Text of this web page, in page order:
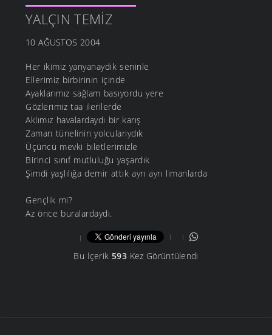
YALÇIN TEMIZ
10 AĞUSTOS 2004
Her ikimiz yanyanaydık seninle
Ellerimiz birbirinin içinde
Ayaklarımız sağlam basıyordu yere
Gözlerimiz taa ilerilerde
Aklımız havalardaydı bir karış
Zaman tünelinin yolcularıydık
Üçüncü mevki biletlerimizle
Birinci sınıf mutluluğu yaşardık
Şimdi yaşlılığa demir attık ayrı ayrı limanlarda
Gençlik mi?
Az önce buralardaydı.
Bu İçerik 593Kez Görüntülendi